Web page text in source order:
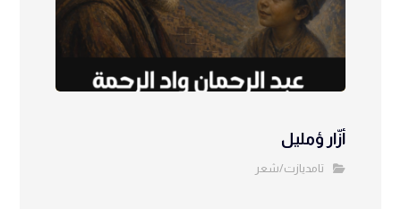
أزّار ؤمليل
تامديازت/شعر